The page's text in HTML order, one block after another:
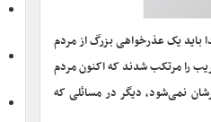
باید یک عذرخواهی بزرگ از مردم
را مرتکب شدند که اکنون مردم
چیزی سرشان نمی‌شود، دیگر در مسائلی که